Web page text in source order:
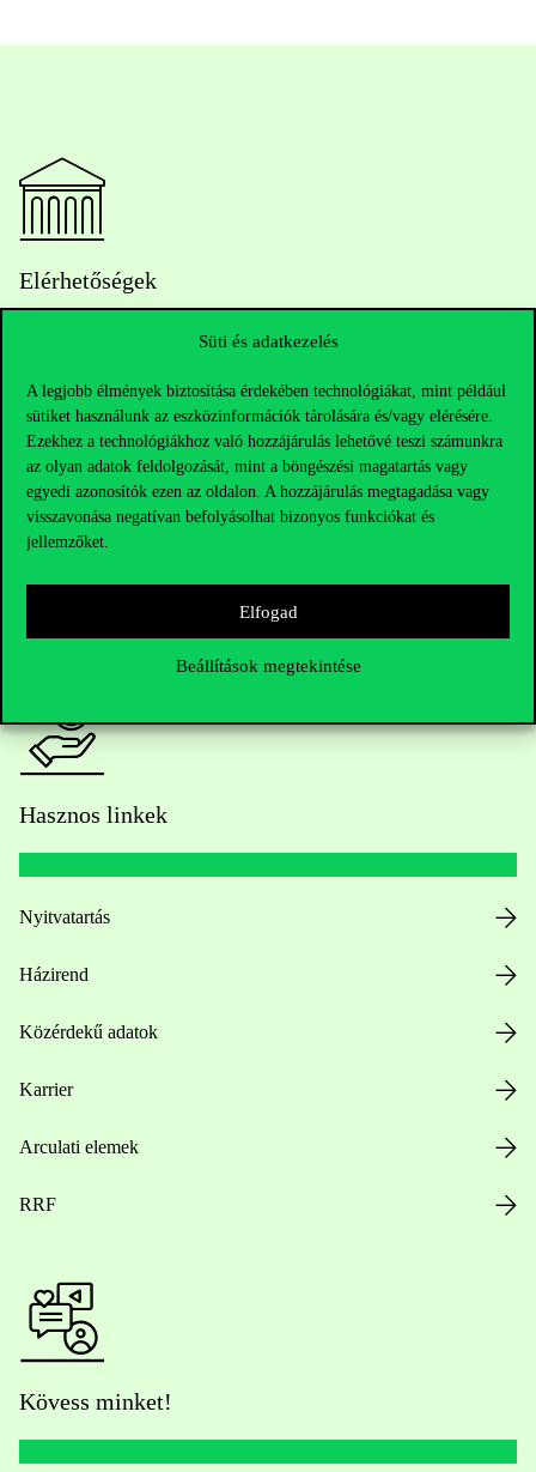
Süti és adatkezelés
A legjobb élmények biztosítása érdekében technológiákat, mint például
sütiket használunk az eszközinformációk tárolására és/vagy elérésére.
Ezekhez a technológiákhoz való hozzájárulás lehetővé teszi számunkra
az olyan adatok feldolgozását, mint a böngészési magatartás vagy
egyedi azonosítók ezen az oldalon. A hozzájárulás megtagadása vagy
visszavonása negatívan befolyásolhat bizonyos funkciókat és
jellemzőket.
Elfogad
Beállítások megtekintése
Elérhetőségek
Telefonszám:+36 1 482 5000
Kérdésed van a felvételivel kapcsolatban?
Oktatói elérhetőségek
HUB jelenlegi hallgatóinknak
press@uni-corvinus.hu
Hasznos linkek
Nyitvatartás
Házirend
Közérdekű adatok
Karrier
Arculati elemek
RRF
Kövess minket!